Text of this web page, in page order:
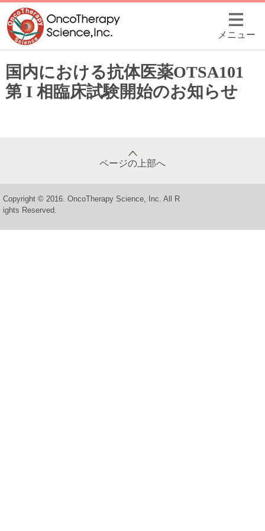
メニュー
国内における抗体医薬OTSA101
第 I 相臨床試験開始のお知らせ
ページの上部へ
Copyright © 2016. OncoTherapy Science, Inc. All R
ights Reserved.